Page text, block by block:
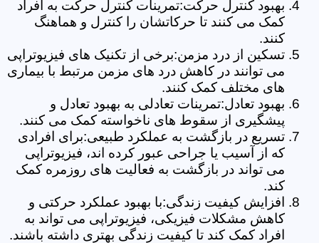
بهبود کنترل حرکت:تمرینات کنترل حرکت به افراد
کمک می کنند تا حرکاتشان را کنترل و هماهنگ
کنند.
تسکین از درد مزمن:برخی از تکنیک های فیزیوتراپی
می توانند در کاهش درد های مزمن مرتبط با بیماری
های مختلف کمک کنند.
بهبود تعادل:تمرینات تعادلی به بهبود تعادل و
پیشگیری از سقوط های ناخواسته کمک می کنند.
تسریع در بازگشت به عملکرد طبیعی:برای افرادی
که از آسیب یا جراحی عبور کرده اند، فیزیوتراپی
می تواند در بازگشت به فعالیت های روزمره کمک
کند.
افزایش کیفیت زندگی:با بهبود عملکرد حرکتی و
کاهش مشکلات فیزیکی، فیزیوتراپی می تواند به
افراد کمک کند تا کیفیت زندگی بهتری داشته باشند.